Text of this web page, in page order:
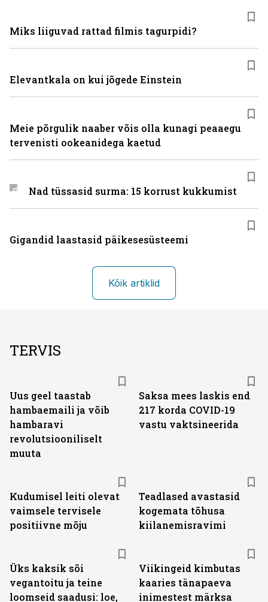
Miks liiguvad rattad filmis tagurpidi?
Elevantkala on kui jõgede Einstein
Meie põrgulik naaber võis olla kunagi peaaegu
tervenisti ookeanidega kaetud
Nad tüssasid surma: 15 korrust kukkumist
Gigandid laastasid päikesesüsteemi
Kõik artiklid
TERVIS
Uus geel taastab
hambaemaili ja võib
hambaravi
revolutsiooniliselt
muuta
Saksa mees laskis end
217 korda COVID-19
vastu vaktsineerida
Kudumisel leiti olevat
vaimsele tervisele
positiivne mõju
Teadlased avastasid
kogemata tõhusa
kiilanemisravimi
Üks kaksik sõi
vegantoitu ja teine
loomseid saadusi: loe,
Viikingeid kimbutas
kaaries tänapaeva
inimestest märksa